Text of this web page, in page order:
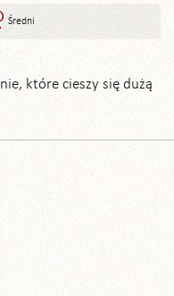
Średni
które cieszy się dużą